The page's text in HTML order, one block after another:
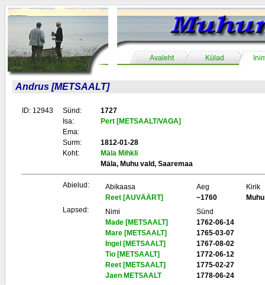
Avaleht Külad
Andrus [METSAALT]
ID: 12943 Sünd:
1727
Isa:
Pert [METSAALT/VAGA]
Ema:
Surm:
1812-01-28
Koht:
Mäla Mihkli
Mäla, Muhu vald, Saaremaa
Abielud: Abikaasa Aeg
Kirik
Reet [AUVÄÄRT]
~1760
Muhu
Lapsed:
Nimi
Sünd
Made [METSAALT]
1762-06-14
Mare [METSAALT]
1765-03-07
Ingel [METSAALT]
1767-08-02
Tio [METSAALT]
1772-06-12
Reet [METSAALT]
1775-02-27
Jaen METSAALT
1778-06-24